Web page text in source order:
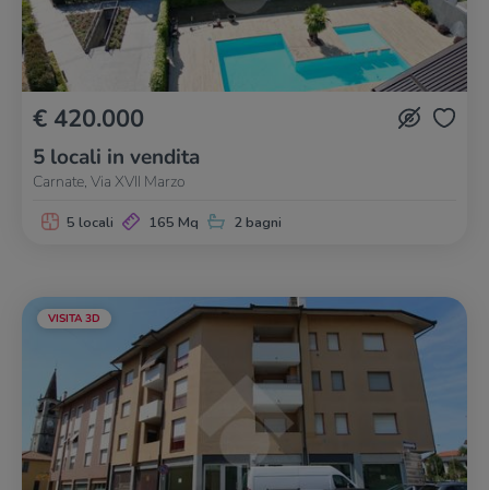
€ 420.000
5 locali in vendita
Carnate, Via XVII Marzo
5 locali 165 Mq 2 bagni
VISITA 3D